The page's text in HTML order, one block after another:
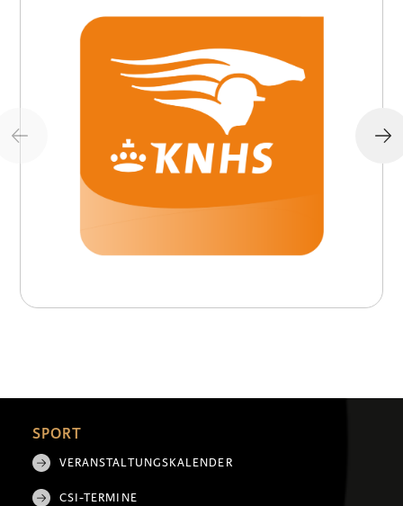
SPORT
VERANSTALTUNGSKALENDER
CSI-TERMINE